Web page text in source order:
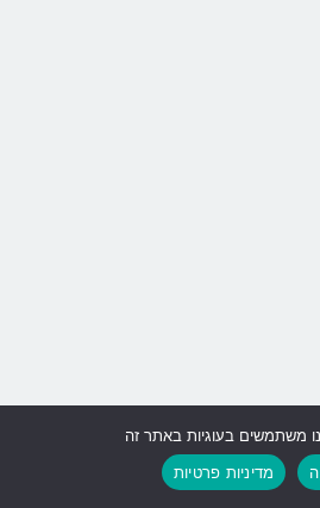
משתמשים בעוגיות באתר זה
מדיניות פרטיות